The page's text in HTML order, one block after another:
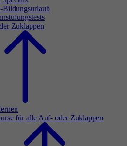
Bildungsurlaub
Zuklappen
für alle Auf- oder Zuklappen